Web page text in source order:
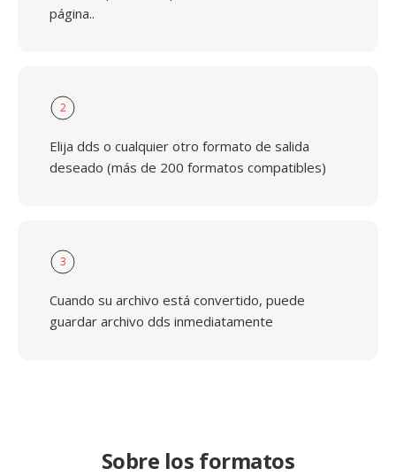
página..
2
Elija dds o cualquier otro formato de salida
deseado (más de 200 formatos compatibles)
3
Cuando su archivo está convertido, puede
guardar archivo dds inmediatamente
Sobre los formatos